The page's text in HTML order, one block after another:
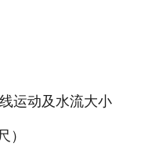
运动及水流大小
）